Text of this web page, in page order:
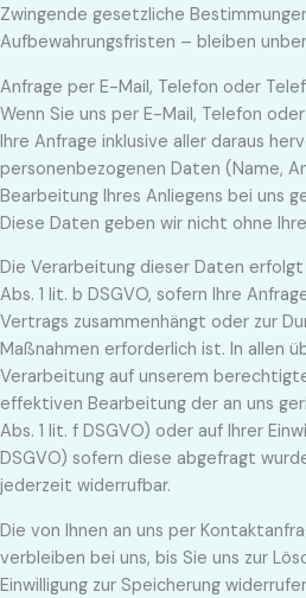
Zwingende gesetzliche
Aufbewahrungsfristen – bleiben
Anfrage per E-Mail, Telefon oder
Wenn Sie uns per E-Mail, Telefon
Ihre Anfrage inklusive aller daraus
personenbezogenen Daten (Name,
Bearbeitung Ihres Anliegens bei uns
Diese Daten geben wir nicht ohne
Die Verarbeitung dieser Daten
Abs. 1 lit. b DSGVO, sofern Ihre
Vertrags zusammenhängt oder zur
Maßnahmen erforderlich ist. In allen
Verarbeitung auf unserem
effektiven Bearbeitung der an uns
Abs. 1 lit. f DSGVO) oder auf Ihrer
DSGVO) sofern diese abgefragt
jederzeit widerrufbar.
Die von Ihnen an uns per
verbleiben bei uns, bis Sie uns zur
Einwilligung zur Speicherung